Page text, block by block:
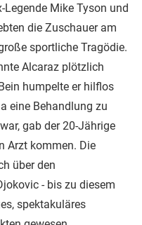
Legende Mike Tyson und
die Zuschauer am
sportliche Tragödie.
Alcaraz plötzlich
humpelte er hilflos
eine Behandlung zu
gab der 20-Jährige
Arzt kommen. Die
über den
- bis zu diesem
spektakuläres